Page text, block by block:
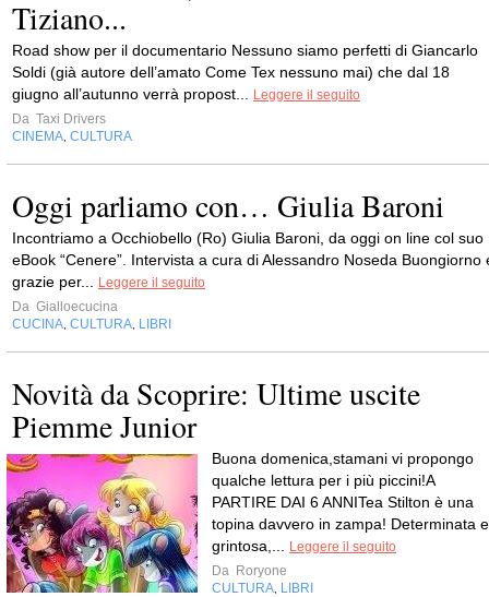
Tiziano...
Road show per il documentario Nessuno siamo perfetti di Giancarlo
Soldi (già autore dell’amato Come Tex nessuno mai) che dal 18
giugno all’autunno verrà propost...
Leggere il seguito
Da Taxi Drivers
CINEMA CULTURA
Oggi parliamo con… Giulia Baroni
Incontriamo a Occhiobello (Ro) Giulia Baroni, da oggi on line col suo
eBook “Cenere”. Intervista a cura di Alessandro Noseda Buongiorno
grazie per...
Leggere il seguito
Da Gialloecucina
CUCINA CULTURA LIBRI
Novità da Scoprire: Ultime uscite
Piemme Junior
Buona domenica,stamani vi propongo
qualche lettura per i più piccini!A
PARTIRE DAI 6 ANNITea Stilton è una
topina davvero in zampa! Determinata e
grintosa,...
Leggere il seguito
Da Roryone
CULTURA LIBRI